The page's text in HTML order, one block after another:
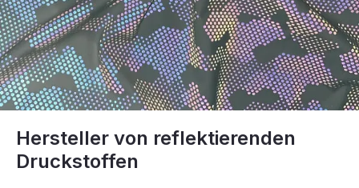
Über CHINASTARS
Neues Produkt
Zertifikat
Katalog
Video
Hersteller von reflektierenden
Druckstoffen